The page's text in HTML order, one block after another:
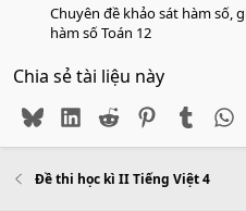
Chuyên đề khảo sát hàm số,
hàm số Toán 12
Chia sẻ tài liệu này
BlueskyLinkedIn
Reddit PinterestTumblr
Đề thi học kì II Tiếng Việt 4